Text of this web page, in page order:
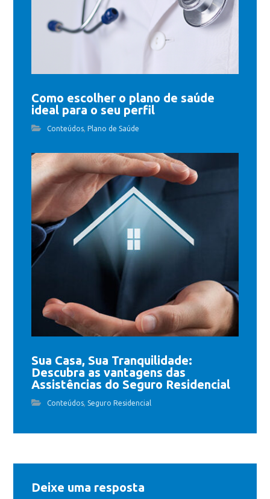
Como escolher o plano de saúde
ideal para o seu perfil
Conteúdos,Plano de Saúde
Sua Casa, Sua Tranquilidade:
Descubra as vantagens das
Assistências do Seguro Residencial
Conteúdos,Seguro Residencial
Deixe uma resposta